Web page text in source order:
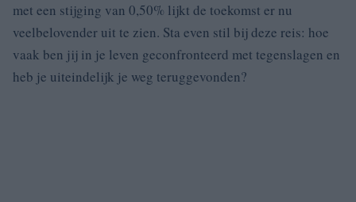
met een stijging van 0,50% lijkt de toekomst er nu
veelbelovender uit te zien. Sta even stil bij deze reis: hoe
vaak ben jij in je leven geconfronteerd met tegenslagen en
heb je uiteindelijk je weg teruggevonden?